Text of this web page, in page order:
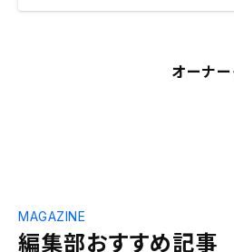
オーナ
編集部おすすめ記事
MAGAZINE